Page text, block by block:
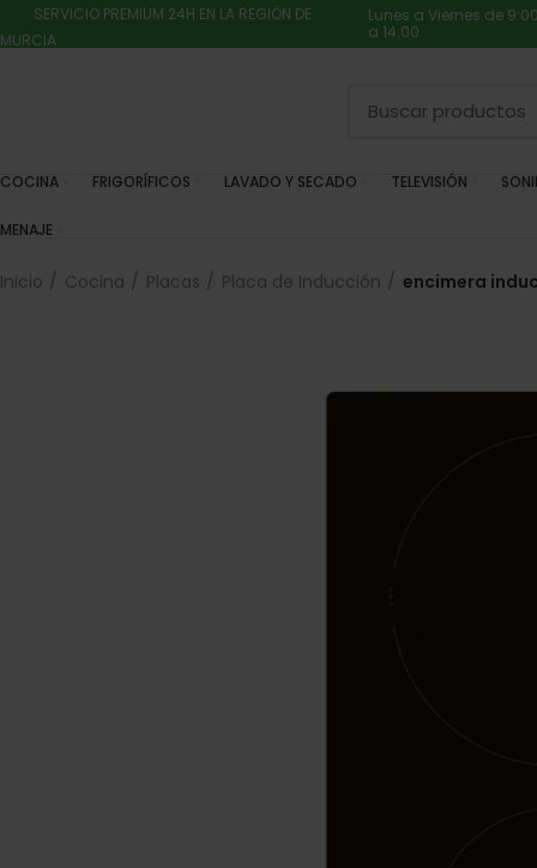
SERVICIO PREMIUM 24H EN LA REGIÓN DE
MURCIA
Lunes a Viernes de
a 14:00.
COCINA FRIGORÍFICOS LAVADO Y SECADO TELEVISIÓN
MENAJE
Inicio Cocina Placas Placa de Inducción encimera